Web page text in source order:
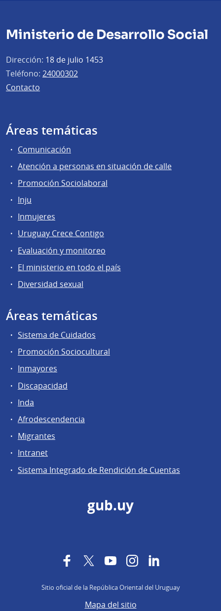
Ministerio de Desarrollo Social
Dirección: 18 de julio 1453
Teléfono: 24000302
Contacto
Áreas temáticas
Comunicación
Atención a personas en situación de calle
Promoción Sociolaboral
Inju
Inmujeres
Uruguay Crece Contigo
Evaluación y monitoreo
El ministerio en todo el país
Diversidad sexual
Áreas temáticas
Sistema de Cuidados
Promoción Sociocultural
Inmayores
Discapacidad
Inda
Afrodescendencia
Migrantes
Intranet
Sistema Integrado de Rendición de Cuentas
gub.uy
FacebookTwitterYouTubeInstagram
Sitio oficial de la República Oriental del Uruguay
Mapa del sitio